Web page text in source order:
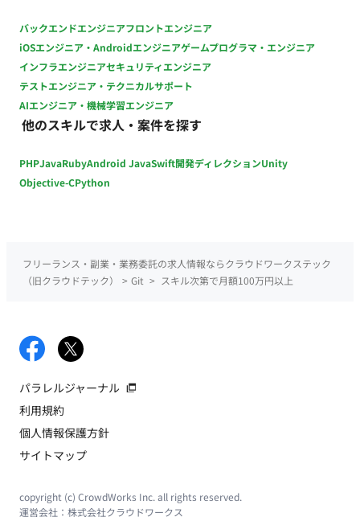
バックエンドエンジニアフロントエンジニア
iOSエンジニア・Androidエンジニアゲームプログラマ・エンジニア
インフラエンジニアセキュリティエンジニア
テストエンジニア・テクニカルサポート
AIエンジニア・機械学習エンジニア
他のスキルで求人・案件を探す
PHPJavaRubyAndroid JavaSwift開発ディレクションUnity
Objective-CPython
フリーランス・副業・業務委託の求人情報ならクラウドワークステック
（旧クラウドテック）
> Git > スキル次第で月額100万円以上
パラレルジャーナル
利用規約
個人情報保護方針
サイトマップ
copyright (c) CrowdWorks Inc. all rights reserved.
運営会社： 株式会社クラウドワークス